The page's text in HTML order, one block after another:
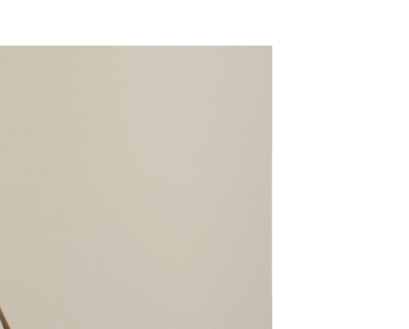
上)免運費
以上)免運費
以上)免運費